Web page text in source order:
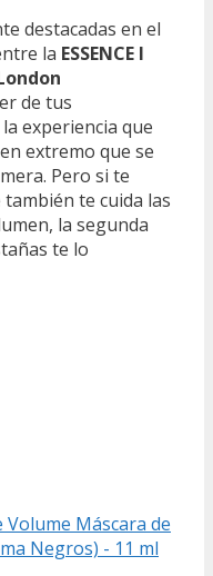
destacadas en el
la ESSENCE I
de tus
experiencia que
extremo que se
Pero si te
te cuida las
la segunda
te lo
Máscara de
Negros) - 11 ml